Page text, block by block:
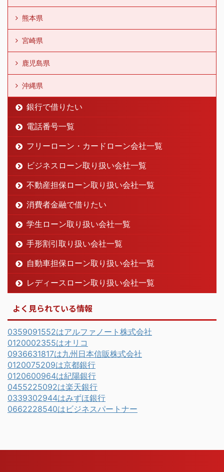
熊本県
宮崎県
鹿児島県
沖縄県
銀行で借りたい
電話番号一覧
フリーローン・カードローン会社一覧
ビジネスローン取り扱い会社一覧
不動産担保ローン取り扱い会社一覧
消費者金融で借りたい
学生ローン取り扱い会社一覧
手形割引取り扱い会社一覧
自動車担保ローン取り扱い会社一覧
レディースローン取り扱い会社一覧
よく見られている情報
0359091552はアルファノート株式会社
0120002355はオリコ
0936631817は九州日本信販株式会社
0120075209は京都銀行
0120600964は紀陽銀行
0455225092は楽天銀行
0339302944はみずほ銀行
0662228540はビジネスパートナー